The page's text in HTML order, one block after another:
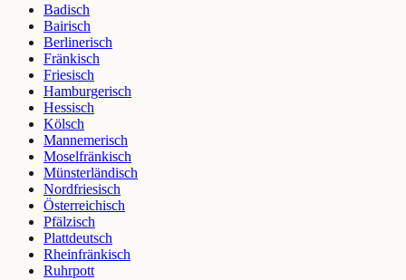
Badisch
Bairisch
Berlinerisch
Fränkisch
Friesisch
Hamburgerisch
Hessisch
Kölsch
Mannemerisch
Moselfränkisch
Münsterländisch
Nordfriesisch
Österreichisch
Pfälzisch
Plattdeutsch
Rheinfränkisch
Ruhrpott